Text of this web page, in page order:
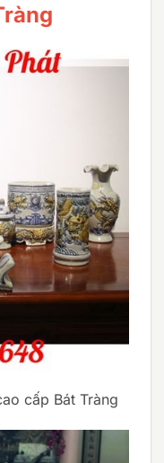
cấp Bát Tràng